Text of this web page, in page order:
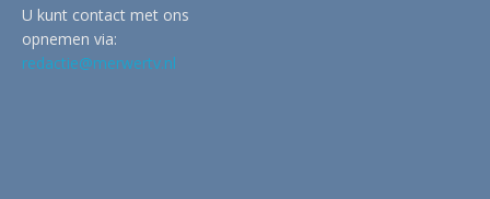
U kunt contact met ons
opnemen via:
redactie@merwertv.nl